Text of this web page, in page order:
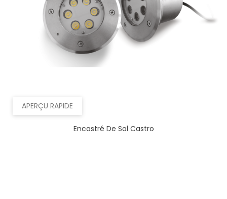
APERÇU RAPIDE
Encastré De Sol Castro